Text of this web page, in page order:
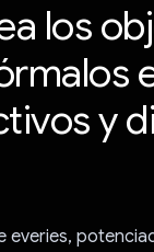
los
y
everies,